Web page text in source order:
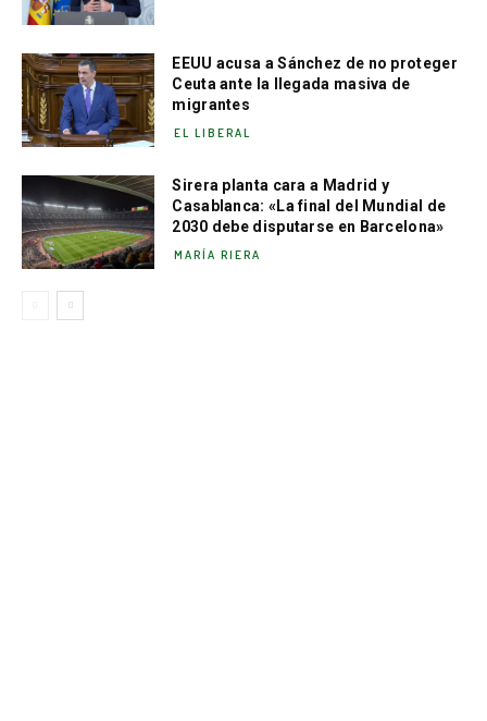
EEUU acusa a Sánchez de no proteger
Ceuta ante la llegada masiva de
migrantes
EL LIBERAL
Sirera planta cara a Madrid y
Casablanca: «La final del Mundial de
2030 debe disputarse en Barcelona»
MARÍA RIERA